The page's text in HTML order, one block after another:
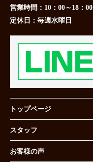
営業時間： 10：00～18：00
定休日： 毎週水曜日
トップページ
スタッフ
お客様の声